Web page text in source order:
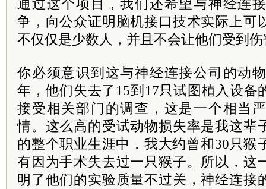
通过这个项目，我们还希望与神经连
争，向公众证明脑机接口技术实际上可
不仅仅是少数人，并且不会让他们受到
你必须意识到这与神经连接公司的动
年，他们失去了15到17只试图植入设备
接受相关部门的调查，这是一个相当
情。这么高的受试动物损失率是我这辈
的整个职业生涯中，我大约曾和30只猴
有因为手术失去过一只猴子。所以，这
明了他们的实验质量不过关，神经连接